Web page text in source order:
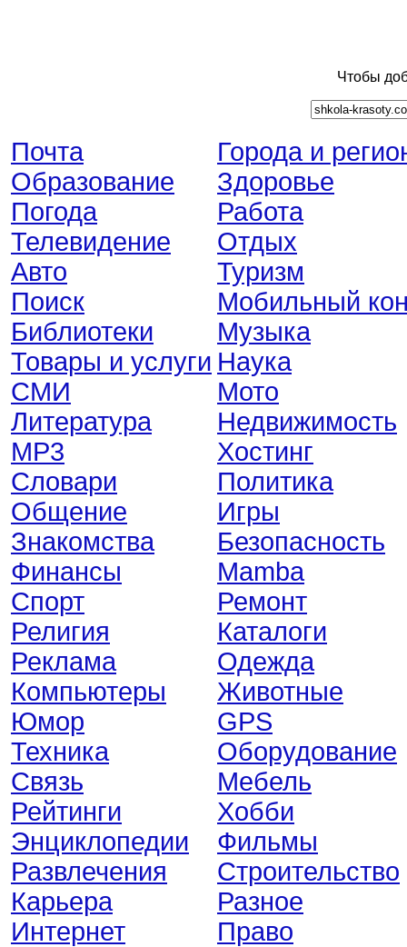
Чтобы
Почта
Образование
Погода
Телевидение
Авто
Поиск
Библиотеки
Товары и услуги
СМИ
Литература
MP3
Словари
Общение
Знакомства
Финансы
Спорт
Религия
Реклама
Компьютеры
Юмор
Техника
Связь
Рейтинги
Энциклопедии
Развлечения
Карьера
Интернет
Города и
Здоровье
Работа
Отдых
Туризм
Мобильный
Музыка
Наука
Мото
Недвижимость
Хостинг
Политика
Игры
Безопасность
Mamba
Ремонт
Каталоги
Одежда
Животные
GPS
Оборудование
Мебель
Хобби
Фильмы
Строительство
Разное
Право